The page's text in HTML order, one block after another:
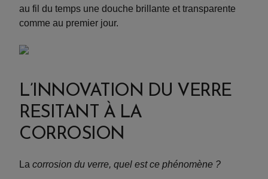
au fil du temps une douche brillante et transparente
comme au premier jour.
L’INNOVATION DU VERRE
RESITANT À LA
CORROSION
La corrosion du verre, quel est ce phénomène ?